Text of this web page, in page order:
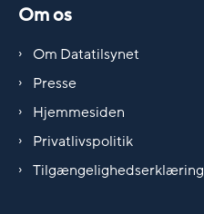
Om os
Om Datatilsynet
Presse
Hjemmesiden
Privatlivspolitik
Tilgængelighedserklæring